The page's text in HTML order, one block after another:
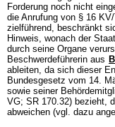
Forderung noch nicht
die Anrufung von § 16
zielführend, beschränkt
Hinweis, wonach der
durch seine Organe
Beschwerdeführerin aus
ableiten, da sich dieser
Bundesgesetz vom 14.
sowie seiner
VG; SR 170.32) bezieht,
abweichen (vgl. dazu